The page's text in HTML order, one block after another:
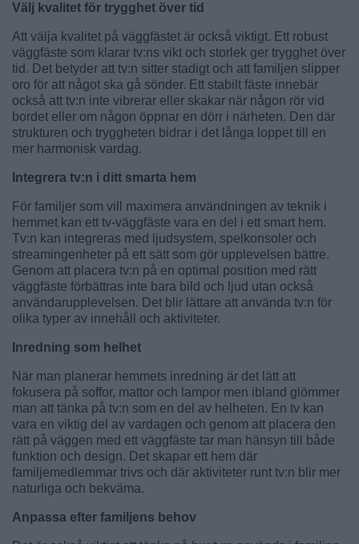
Välj kvalitet för trygghet över tid
Att välja kvalitet på väggfästet är också viktigt. Ett robust
väggfäste som klarar tv:ns vikt och storlek ger trygghet över
tid. Det betyder att tv:n sitter stadigt och att familjen slipper
oro för att något ska gå sönder. Ett stabilt fäste innebär
också att tv:n inte vibrerar eller skakar när någon rör vid
bordet eller om någon öppnar en dörr i närheten. Den där
strukturen och tryggheten bidrar i det långa loppet till en
mer harmonisk vardag.
Integrera tv:n i ditt smarta hem
För familjer som vill maximera användningen av teknik i
hemmet kan ett tv-väggfäste vara en del i ett smart hem.
Tv:n kan integreras med ljudsystem, spelkonsoler och
streamingenheter på ett sätt som gör upplevelsen bättre.
Genom att placera tv:n på en optimal position med rätt
väggfäste förbättras inte bara bild och ljud utan också
användarupplevelsen. Det blir lättare att använda tv:n för
olika typer av innehåll och aktiviteter.
Inredning som helhet
När man planerar hemmets inredning är det lätt att
fokusera på soffor, mattor och lampor men ibland glömmer
man att tänka på tv:n som en del av helheten. En tv kan
vara en viktig del av vardagen och genom att placera den
rätt på väggen med ett väggfäste tar man hänsyn till både
funktion och design. Det skapar ett hem där
familjemedlemmar trivs och där aktiviteter runt tv:n blir mer
naturliga och bekväma.
Anpassa efter familjens behov